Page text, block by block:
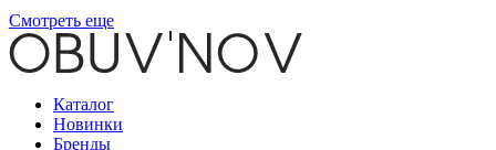
Смотреть еще
Каталог
Новинки
Бренды